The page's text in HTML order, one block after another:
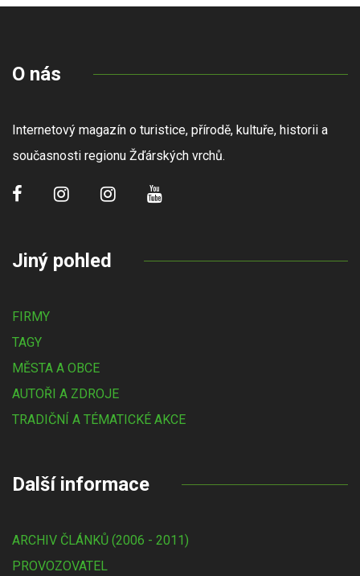
O nás
Internetový magazín o turistice, přírodě, kultuře, historii a
současnosti regionu Žďárských vrchů.
Jiný pohled
FIRMY
TAGY
MĚSTA A OBCE
AUTOŘI A ZDROJE
TRADIČNÍ A TÉMATICKÉ AKCE
Další informace
ARCHIV ČLÁNKŮ (2006 - 2011)
PROVOZOVATEL